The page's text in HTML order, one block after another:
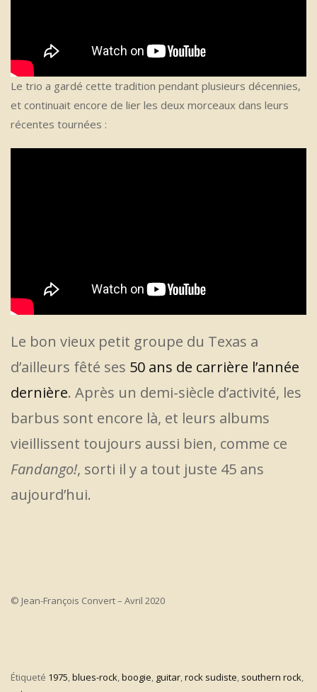
Le trio a gardé cette tradition pendant plusieurs décennies,
et continuait encore de lier les deux morceaux dans leurs
récentes tournées :
Le bon vieux petit groupe du Texas a
d’ailleurs fêté ses 50 ans de carrière l’année
dernière. Après un demi-siècle d’activité, les
barbus sont encore là, et leurs albums
vieillissent toujours aussi bien, comme ce
Fandango!, sorti il y a tout juste 45 ans
aujourd’hui.
© Jean-François Convert – Avril 2020
Étiqueté 1975,blues-rock,boogie, guitar,rock sudiste, southern rock,